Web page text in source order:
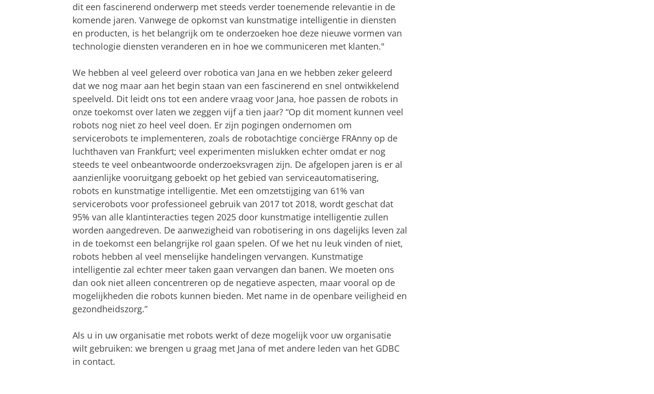
dit een fascinerend onderwerp met steeds verder toenemende relevantie in de
komende jaren. Vanwege de opkomst van kunstmatige intelligentie in diensten
en producten, is het belangrijk om te onderzoeken hoe deze nieuwe vormen van
technologie diensten veranderen en in hoe we communiceren met klanten."
We hebben al veel geleerd over robotica van Jana en we hebben zeker geleerd
dat we nog maar aan het begin staan ​​van een fascinerend en snel ontwikkelend
speelveld. Dit leidt ons tot een andere vraag voor Jana, hoe passen de robots in
onze toekomst over laten we zeggen vijf a tien jaar? “Op dit moment kunnen veel
robots nog niet zo heel veel doen. Er zijn pogingen ondernomen om
servicerobots te implementeren, zoals de robotachtige conciërge FRAnny op de
luchthaven van Frankfurt; veel experimenten mislukken echter omdat er nog
steeds te veel onbeantwoorde onderzoeksvragen zijn. De afgelopen jaren is er al
aanzienlijke vooruitgang geboekt op het gebied van serviceautomatisering,
robots en kunstmatige intelligentie. Met een omzetstijging van 61% van
servicerobots voor professioneel gebruik van 2017 tot 2018, wordt geschat dat
95% van alle klantinteracties tegen 2025 door kunstmatige intelligentie zullen
worden aangedreven. De aanwezigheid van robotisering in ons dagelijks leven zal
in de toekomst een belangrijke rol gaan spelen. Of we het nu leuk vinden of niet,
robots hebben al veel menselijke handelingen vervangen. Kunstmatige
intelligentie zal echter meer taken gaan vervangen dan banen. We moeten ons
dan ook niet alleen concentreren op de negatieve aspecten, maar vooral op de
mogelijkheden die robots kunnen bieden. Met name in de openbare veiligheid en
gezondheidszorg.”
Als u in uw organisatie met robots werkt of deze mogelijk voor uw organisatie
wilt gebruiken: we brengen u graag met Jana of met andere leden van het GDBC
in contact.